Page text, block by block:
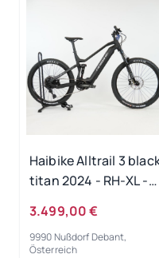
Haibike Alltrail 3
titan 2024 - RH-XL -
3.499,00 €
9990 Nußdorf Debant,
Österreich